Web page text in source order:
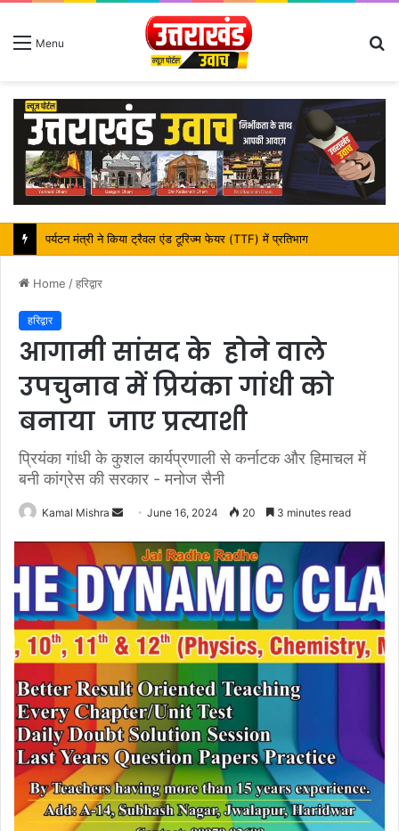
Menu
महापौर शंभू पासवान के जन्मदिवस पर क्षेत्र में विकास की सौगात
Home /हरिद्वार
हरिद्वार
आगामी सांसद के होने वाले
उपचुनाव में प्रियंका गांधी को
बनाया जाए प्रत्याशी
प्रियंका गांधी के कुशल कार्यप्रणाली से कर्नाटक और हिमाचल में
बनी कांग्रेस की सरकार - मनोज सैनी
Kamal Mishra
Send
email
June 16, 2024 20 3 minutes read